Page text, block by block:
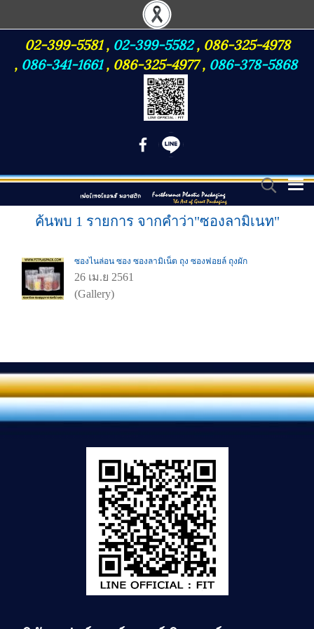
02-399-5581,02-399-5582, 086-325-4978
, 086-341-1661, 086-325-4977, 086-378-5868
ค้นพบ 1 รายการ จากคำว่า"ซองลามิเนท"
ซองไนล่อน ซอง ซองลามิเน็ต ถุง ซองฟอยล์ ถุงผัก
26 เม.ย 2561
(Gallery)